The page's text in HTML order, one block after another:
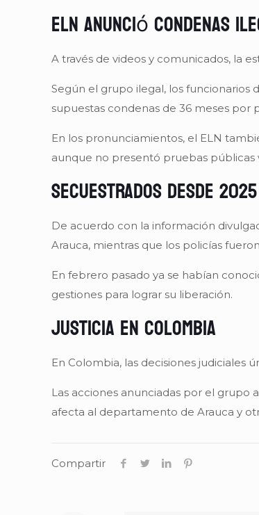
ELN anunció condenas
A través de videos y comunicados, la
Según el grupo ilegal, los funcionarios
supuestas condenas de 36 meses por
En los pronunciamientos, el ELN
aunque no presentó pruebas públicas
Secuestrados desde 2025
De acuerdo con la información
Arauca, mientras que los policías
En febrero pasado ya se habían
gestiones para lograr su liberación.
Justicia en Colombia
En Colombia, las decisiones
Las acciones anunciadas por el
afecta al departamento de Arauca y
Compartir